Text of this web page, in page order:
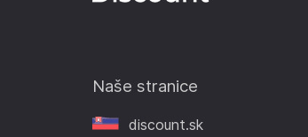
Naše stranice
discount.sk